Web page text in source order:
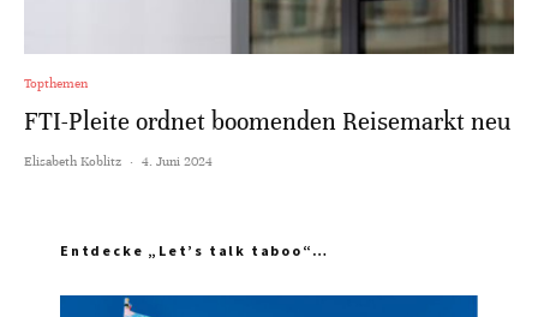
Topthemen
FTI-Pleite ordnet boomenden Reisemarkt neu
Elisabeth Koblitz · 4. Juni 2024
Entdecke „Let’s talk taboo“…